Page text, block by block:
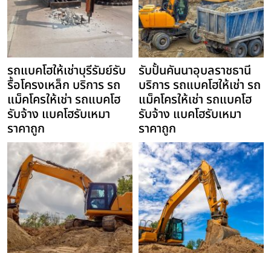
รถแบคโฮให้เช่าบุรีรัมย์รับ
รื้อโครงเหล็ก บริการ รถ
แม็คโครให้เช่า รถแบคโฮ
รับจ้าง แบคโฮรับเหมา
ราคาถูก
รับปั้นคันนาอุบลราชธานี
บริการ รถแบคโฮให้เช่า รถ
แม็คโครให้เช่า รถแบคโฮ
รับจ้าง แบคโฮรับเหมา
ราคาถูก